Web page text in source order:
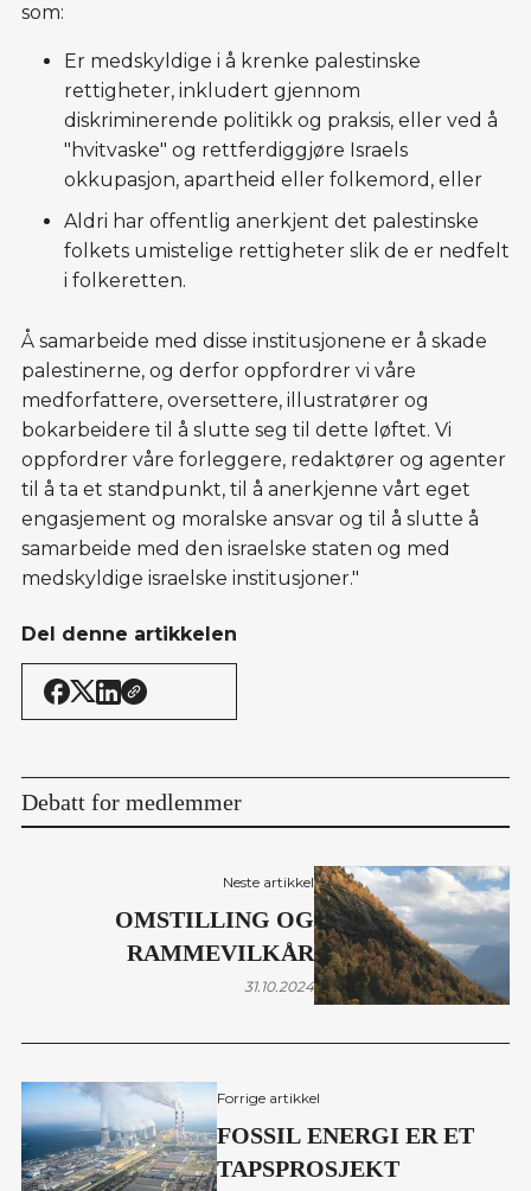
som:
Er medskyldige i å krenke palestinske
rettigheter, inkludert gjennom
diskriminerende politikk og praksis, eller ved å
"hvitvaske" og rettferdiggjøre Israels
okkupasjon, apartheid eller folkemord, eller
Aldri har offentlig anerkjent det palestinske
folkets umistelige rettigheter slik de er nedfelt
i folkeretten.
Å samarbeide med disse institusjonene er å skade
palestinerne, og derfor oppfordrer vi våre
medforfattere, oversettere, illustratører og
bokarbeidere til å slutte seg til dette løftet. Vi
oppfordrer våre forleggere, redaktører og agenter
til å ta et standpunkt, til å anerkjenne vårt eget
engasjement og moralske ansvar og til å slutte å
samarbeide med den israelske staten og med
medskyldige israelske institusjoner."
Del denne artikkelen
Debatt for medlemmer
Forrige artikkel
FOSSIL ENERGI ER ET
TAPSPROSJEKT
Neste artikkel
OMSTILLING OG
RAMMEVILKÅR
31.10.2024